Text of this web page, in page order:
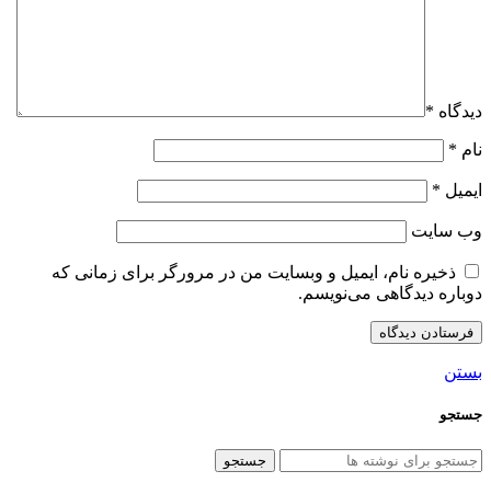
دیدگاه *
نام *
ایمیل *
وب‌ سایت
ذخیره نام، ایمیل و وبسایت من در مرورگر برای زمانی که
دوباره دیدگاهی می‌نویسم.
بستن
جستجو
جستجو